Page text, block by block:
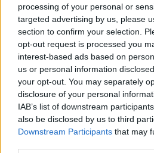
processing of your personal or
targeted advertising by us, please
section to confirm your selection.
opt-out request is processed you
interest-based ads based on
us or personal information
your opt-out. You may separately
disclosure of your personal
IAB’s list of downstream
also be disclosed by us to third
Downstream Participants that may